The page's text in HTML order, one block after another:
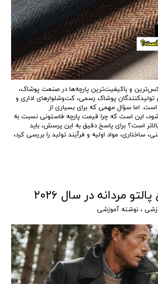
و باکیفیت‌ترین پارچه‌ها در صنعت پوشاک،
تولیدکنندگان پوشاک رسمی، کت‌وشلوارهای اداری و
اما سؤال مهمی که برای بسیاری از
این است که چرا قیمت پارچه فاستونی نسبت به
است؟ برای پاسخ دقیق به این پرسش، باید
ساختاری، مواد اولیه و فرآیند تولید را بررسی کرد،
مردانه در سال ۲۰۲۶
،نوشته آموزشی